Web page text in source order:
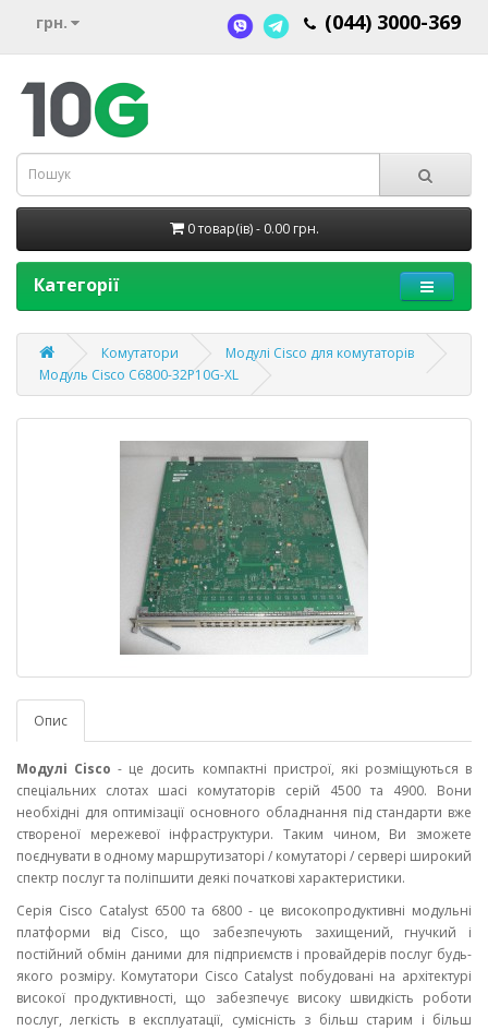
грн. (044) 3000-369
0 товар(ів) - 0.00 грн.
Категорії
Комутатори
Модулі Cisco для комутаторів
Модуль Cisco C6800-32P10G-XL
Опис
Модулі Cisco - це досить компактні пристрої, які розміщуються в
спеціальних слотах шасі комутаторів серій 4500 та 4900. Вони
необхідні для оптимізації основного обладнання під стандарти вже
створеної мережевої інфраструктури. Таким чином, Ви зможете
поєднувати в одному маршрутизаторі / комутаторі / сервері широкий
спектр послуг та поліпшити деякі початкові характеристики.
Серія Cisco Catalyst 6500 та 6800 - це високопродуктивні модульні
платформи від Cisco, що забезпечують захищений, гнучкий і
постійний обмін даними для підприємств і провайдерів послуг будь-
якого розміру. Комутатори Cisco Catalyst побудовані на архітектурі
високої продуктивності, що забезпечує високу швидкість роботи
послуг, легкість в експлуатації, сумісність з більш старим і більш